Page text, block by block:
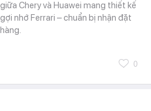
giữa Chery và Huawei mang thiết kế
gợi nhớ Ferrari – chuẩn bị nhận đặt
hàng.
0